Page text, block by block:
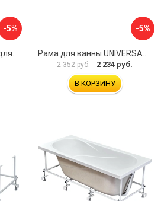
-5%
Металлический каркас для акриловой ванны Cezares EMP-170-70-MF-R
-5%
Рама для ванны UNIVERSAL Cersanit K-RW-UNIVERSAL160-170
2 352 руб. 2 234 руб.
В КОРЗИНУ